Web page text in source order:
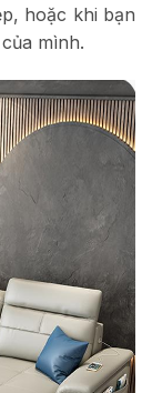
hoặc khi bạn
mình.